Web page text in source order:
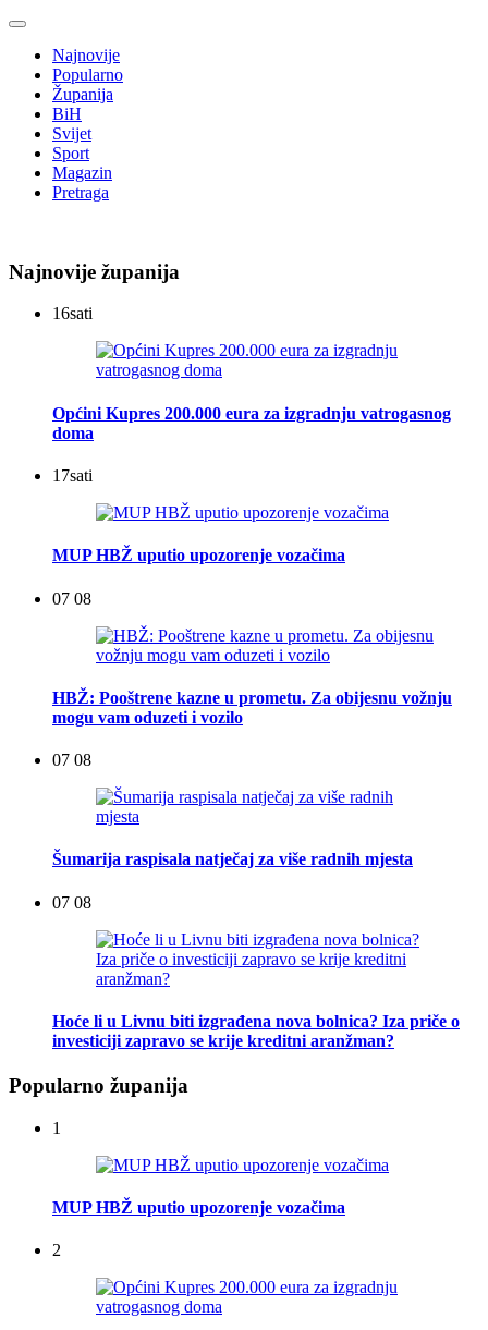
Najnovije
Popularno
Županija
BiH
Svijet
Sport
Magazin
Pretraga
Najnovije županija
16sati
Općini Kupres 200.000 eura za izgradnju vatrogasnog
doma
17sati
MUP HBŽ uputio upozorenje vozačima
07 08
HBŽ: Pooštrene kazne u prometu. Za obijesnu vožnju
mogu vam oduzeti i vozilo
07 08
Šumarija raspisala natječaj za više radnih mjesta
07 08
Hoće li u Livnu biti izgrađena nova bolnica? Iza priče o
investiciji zapravo se krije kreditni aranžman?
Popularno županija
1
MUP HBŽ uputio upozorenje vozačima
2